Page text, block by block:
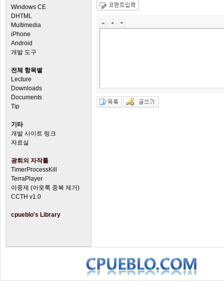
Windows CE
DHTML
Multimedia
iPhone
Android
개발 도구
전체 항목별
Lecture
Downloads
Documents
Tip
기타
개발 사이트 링크
자료실
광희의 자작툴
TimerProcessKill
TerraPlayer
아중제 (아웃룩 중복 제거)
CCTH v1.0
cpueblo's Library